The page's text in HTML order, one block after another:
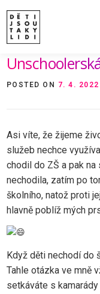
content
ÚVOD
O
VIDEA A
POSTED ON 7. 4. 2022
Asi víte, že žijeme
služeb nechce
chodil do ZŠ a pak
nechodila, zatím po
školního, natož proti
hlavně poblíž mých
Když děti nechodí do
Tahle otázka ve mně
setkáváte s